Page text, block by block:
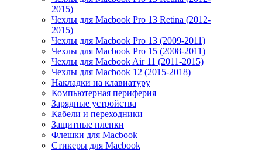
2015)
Чехлы для Macbook Pro 13 Retina (2012-
2015)
Чехлы для Macbook Pro 13 (2009-2011)
Чехлы для Macbook Pro 15 (2008-2011)
Чехлы для Macbook Air 11 (2011-2015)
Чехлы для Macbook 12 (2015-2018)
Накладки на клавиатуру
Компьютерная периферия
Зарядные устройства
Кабели и переходники
Защитные пленки
Флешки для Macbook
Стикеры для Macbook